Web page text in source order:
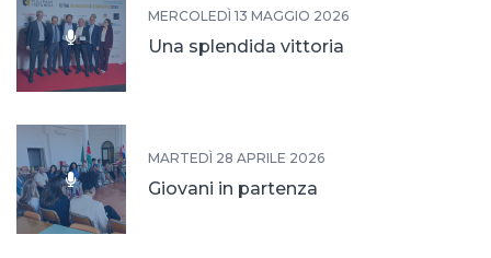
MERCOLEDÌ 13 MAGGIO 2026
Una splendida vittoria
MARTEDÌ 28 APRILE 2026
Giovani in partenza